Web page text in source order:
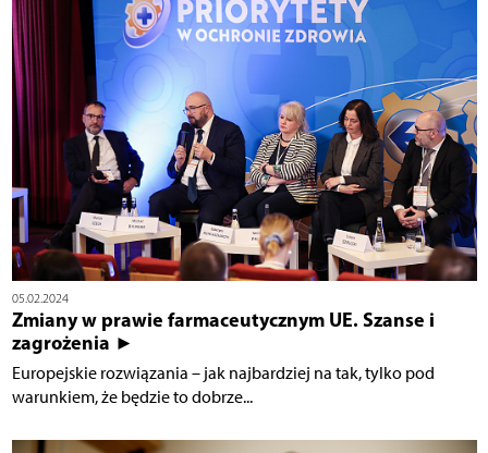
05.02.2024
Zmiany w prawie farmaceutycznym UE. Szanse i
zagrożenia ►
Europejskie rozwiązania – jak najbardziej na tak, tylko pod
warunkiem, że będzie to dobrze...